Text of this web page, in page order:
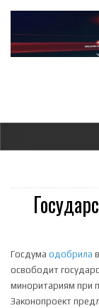
Госдума одобрила
освободит
миноритариям при
Законопроект